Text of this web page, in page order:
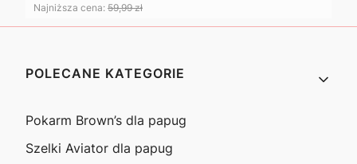
Najniższa cena: 59,99 zł
Linki w stopce
POLECANE KATEGORIE
Pokarm Brown’s dla papug
Szelki Aviator dla papug